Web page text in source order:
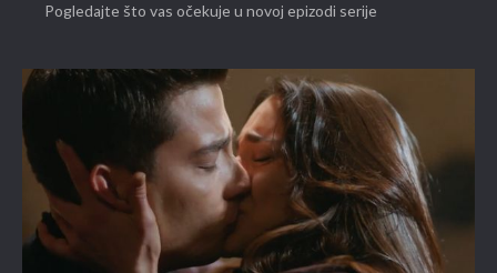
Pogledajte što vas očekuje u novoj epizodi serije